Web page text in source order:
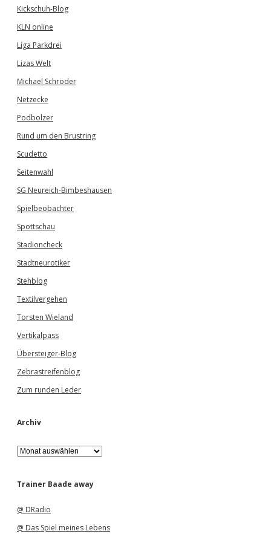
Kickschuh-Blog
KLN online
Liga Parkdrei
Lizas Welt
Michael Schröder
Netzecke
Podbolzer
Rund um den Brustring
Scudetto
Seitenwahl
SG Neureich-Bimbeshausen
Spielbeobachter
Spottschau
Stadioncheck
Stadtneurotiker
Stehblog
Textilvergehen
Torsten Wieland
Vertikalpass
Übersteiger-Blog
Zebrastreifenblog
Zum runden Leder
Archiv
A
r
h
Trainer Baade away
@ DRadio
@ Das Spiel meines Lebens